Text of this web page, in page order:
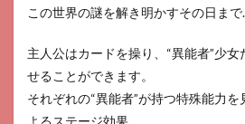
戦
五等
分の
五つ
子ち
この世界の謎を解き明かすその日まで
主人公はカードを操り、“異能者”少女
せることができます。
それぞれの“異能者”が持つ特殊能力